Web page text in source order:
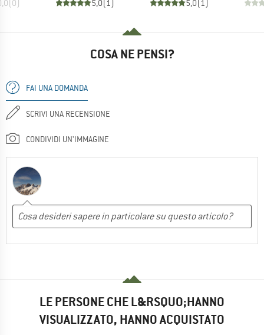
0 5,0 1 5,0 1
COSA NE PENSI?
FAI UNA DOMANDA
SCRIVI UNA RECENSIONE
CONDIVIDI UN'IMMAGINE
LE PERSONE CHE L&RSQUO;HANNO
VISUALIZZATO, HANNO ACQUISTATO